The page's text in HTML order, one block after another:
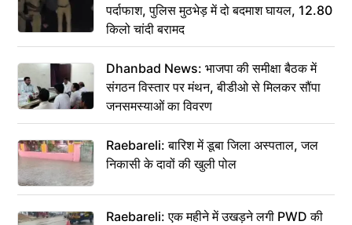
पर्दाफाश, पुलिस मुठभेड़ में दो बदमाश घायल, 12.80
किलो चांदी बरामद
Dhanbad News: भाजपा की समीक्षा बैठक में
संगठन विस्तार पर मंथन, बीडीओ से मिलकर सौंपा
जनसमस्याओं का विवरण
Raebareli: बारिश में डूबा जिला अस्पताल, जल
निकासी के दावों की खुली पोल
Raebareli: एक महीने में उखड़ने लगी PWD की